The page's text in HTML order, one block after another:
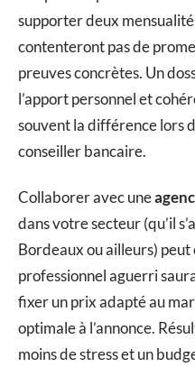
supporter deux
contenteront pas de
preuves concrètes. Un
l’apport personnel et
souvent la différence lors
conseiller bancaire.
Collaborer avec une
dans votre secteur (qu’il
Bordeaux ou ailleurs) peut
professionnel aguerri
fixer un prix adapté au
optimale à l’annonce.
moins de stress et un